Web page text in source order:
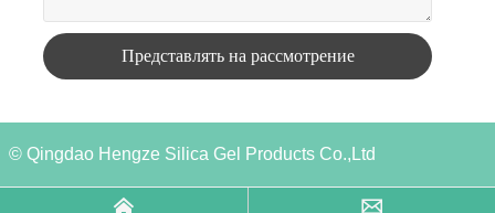
Представлять на рассмотрение
© Qingdao Hengze Silica Gel Products Co.,Ltd
 